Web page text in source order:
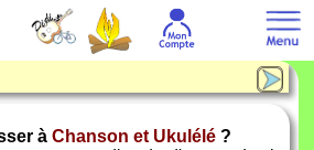
à Chanson et Ukulélé?